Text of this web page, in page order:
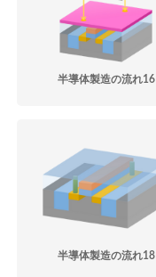
半導体製造の流れ16
半導体製造の流れ18